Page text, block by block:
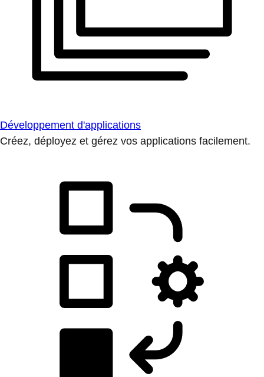
Développement d'applications
Créez, déployez et gérez vos applications facilement.